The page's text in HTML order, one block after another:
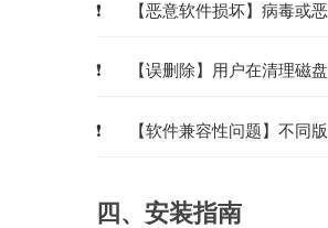
【恶意软件损坏】病毒或
【误删除】用户在清理磁
【软件兼容性问题】不同
四、安装指南